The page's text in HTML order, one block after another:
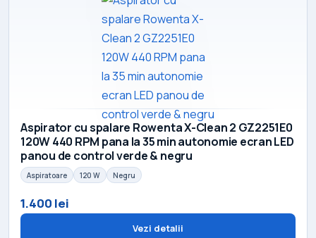
Aspirator cu spalare Rowenta X-Clean 2 GZ2251E0
120W 440 RPM pana la 35 min autonomie ecran LED
panou de control verde & negru
Aspiratoare 120 W Negru
1.400 lei
Vezi detalii